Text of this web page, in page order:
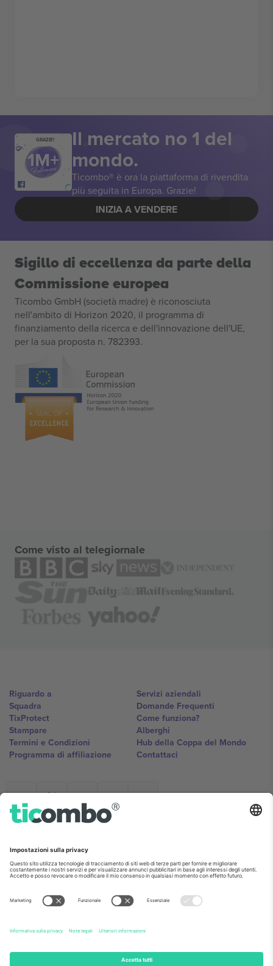
GRAZIE! Il mercato no 1 del
mondo.
Ticombo® è ora la piattaforma di rivendita
più seguita in Europa. Grazie!
INIZIA A VENDERE
Sigillo di eccellenza da parte della
Commissione europea
Ticombo GmbH (società madre) è riconosciuta
nell'ambito di Horizon 2020, il programma di
finanziamento della ricerca e dell'innovazione dell'UE,
per la sua proposta n. 782393.
Come visto al telegiornale
Riguardo a
Squadra
TixProtect
Stampare
Termini e Condizioni
Programma di affiliazione
Servizi aziendali
Domande Frequenti
Come funziona?
Alberghi
Hub della Coppa del Mondo
Contattaci
Ticombo Italia
Mimi Balkanska 132, 1540, Sofia,
base alla località, all'evento e/o al dominio. Per i dettagli controlla la
pagina specifica dell'evento, l'impronta e i termini.,